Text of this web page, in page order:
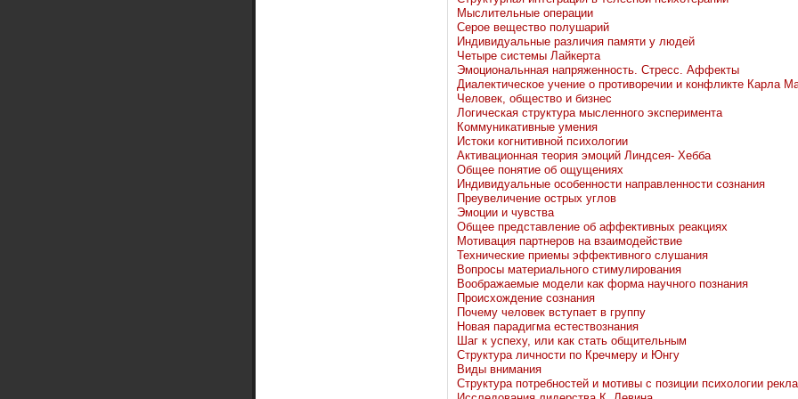
Мыслительные операции
Серое вещество полушарий
Индивидуальные различия памяти у людей
Четыре системы Лайкерта
Эмоциональнная напряженность. Стресс. Аффекты
Диалектическое учение о противоречии и конфликте Карла
Человек, общество и бизнес
Логическая структура мысленного эксперимента
Коммуникативные умения
Истоки когнитивной психологии
Активационная теория эмоций Линдсея- Хебба
Общее понятие об ощущениях
Индивидуальные особенности направленности сознания
Преувеличение острых углов
Эмоции и чувства
Общее представление об аффективных реакциях
Мотивация партнеров на взаимодействие
Технические приемы эффективного слушания
Вопросы материального стимулирования
Воображаемые модели как форма научного познания
Происхождение сознания
Почему человек вступает в группу
Новая парадигма естествознания
Шаг к успеху, или как стать общительным
Структура личности по Кречмеру и Юнгу
Виды внимания
Структура потребностей и мотивы с позиции психологии